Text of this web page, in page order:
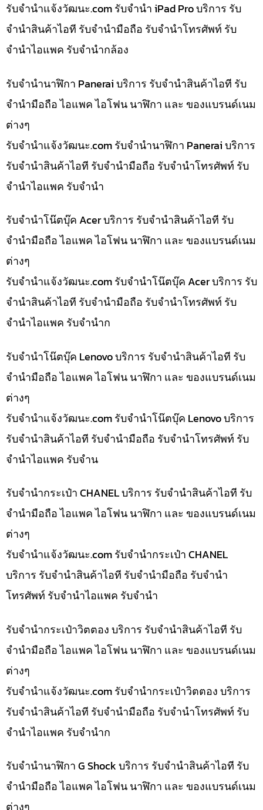
รับจํานําแจ้งวัฒนะ.com รับจำนำ iPad Pro บริการ รับ
จำนำสินค้าไอที รับจำนำมือถือ รับจำนำโทรศัพท์ รับ
จำนำไอแพค รับจำนำกล้อง
รับจำนำนาฬิกา Panerai บริการ รับจำนำสินค้าไอที รับ
จำนำมือถือ ไอแพค ไอโฟน นาฬิกา และ ของแบรนด์เนม
ต่างๆ
รับจํานําแจ้งวัฒนะ.com รับจำนำนาฬิกา Panerai บริการ
รับจำนำสินค้าไอที รับจำนำมือถือ รับจำนำโทรศัพท์ รับ
จำนำไอแพค รับจำนำ
รับจำนำโน๊ตบุ๊ค Acer บริการ รับจำนำสินค้าไอที รับ
จำนำมือถือ ไอแพค ไอโฟน นาฬิกา และ ของแบรนด์เนม
ต่างๆ
รับจํานําแจ้งวัฒนะ.com รับจำนำโน๊ตบุ๊ค Acer บริการ รับ
จำนำสินค้าไอที รับจำนำมือถือ รับจำนำโทรศัพท์ รับ
จำนำไอแพค รับจำนำก
รับจำนำโน๊ตบุ๊ค Lenovo บริการ รับจำนำสินค้าไอที รับ
จำนำมือถือ ไอแพค ไอโฟน นาฬิกา และ ของแบรนด์เนม
ต่างๆ
รับจํานําแจ้งวัฒนะ.com รับจำนำโน๊ตบุ๊ค Lenovo บริการ
รับจำนำสินค้าไอที รับจำนำมือถือ รับจำนำโทรศัพท์ รับ
จำนำไอแพค รับจำน
รับจำนำกระเป๋า CHANEL บริการ รับจำนำสินค้าไอที รับ
จำนำมือถือ ไอแพค ไอโฟน นาฬิกา และ ของแบรนด์เนม
ต่างๆ
รับจํานําแจ้งวัฒนะ.com รับจำนำกระเป๋า CHANEL
บริการ รับจำนำสินค้าไอที รับจำนำมือถือ รับจำนำ
โทรศัพท์ รับจำนำไอแพค รับจำนำ
รับจำนำกระเป๋าวิตตอง บริการ รับจำนำสินค้าไอที รับ
จำนำมือถือ ไอแพค ไอโฟน นาฬิกา และ ของแบรนด์เนม
ต่างๆ
รับจํานําแจ้งวัฒนะ.com รับจำนำกระเป๋าวิตตอง บริการ
รับจำนำสินค้าไอที รับจำนำมือถือ รับจำนำโทรศัพท์ รับ
จำนำไอแพค รับจำนำก
รับจำนำนาฬิกา G Shock บริการ รับจำนำสินค้าไอที รับ
จำนำมือถือ ไอแพค ไอโฟน นาฬิกา และ ของแบรนด์เนม